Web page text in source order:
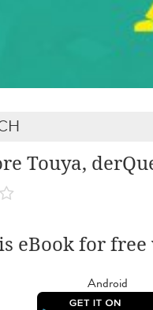
Touya,
eBook for
Android